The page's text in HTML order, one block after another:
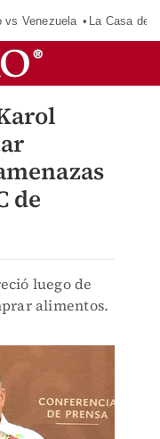
vs Venezuela La Casa de
de
luego de
alimentos.